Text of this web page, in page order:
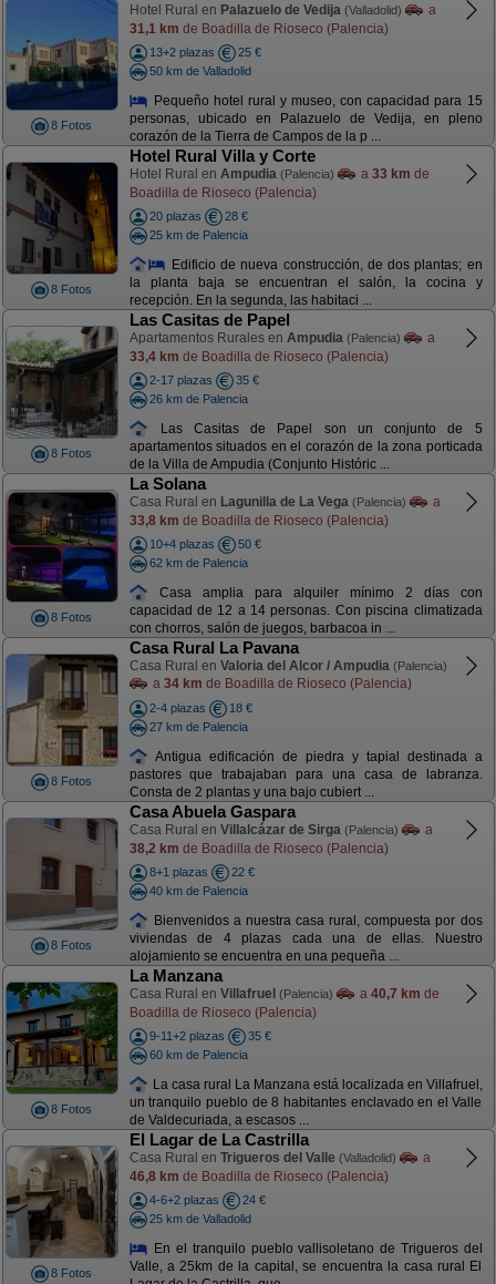
8 Fotos
Hotel Rural en Palazuelo de Vedija (Valladolid)
a
31,1 km de Boadilla de Rioseco (Palencia)
13+2 plazas
25 €
50 km de Valladolid
Pequeño hotel rural y museo, con capacidad para 15
personas, ubicado en Palazuelo de Vedija, en pleno
corazón de la Tierra de Campos de la p ...
8 Fotos
Hotel Rural Villa y Corte
Hotel Rural en Ampudia (Palencia) a 33 km de
Boadilla de Rioseco (Palencia)
20 plazas
28 €
25 km de Palencia
Edificio de nueva construcción, de dos plantas; en
la planta baja se encuentran el salón, la cocina y
recepción. En la segunda, las habitaci ...
8 Fotos
Las Casitas de Papel
Apartamentos Rurales en Ampudia (Palencia)
a
33,4 km de Boadilla de Rioseco (Palencia)
2-17 plazas
35 €
26 km de Palencia
Las Casitas de Papel son un conjunto de 5
apartamentos situados en el corazón de la zona porticada
de la Villa de Ampudia (Conjunto Históric ...
8 Fotos
La Solana
Casa Rural en Lagunilla de La Vega (Palencia)
a
33,8 km de Boadilla de Rioseco (Palencia)
10+4 plazas
50 €
62 km de Palencia
Casa amplia para alquiler mínimo 2 días con
capacidad de 12 a 14 personas. Con piscina climatizada
con chorros, salón de juegos, barbacoa in ...
8 Fotos
Casa Rural La Pavana
Casa Rural en Valoria del Alcor / Ampudia (Palencia)
a 34 km de Boadilla de Rioseco (Palencia)
2-4 plazas
18 €
27 km de Palencia
Antigua edificación de piedra y tapial destinada a
pastores que trabajaban para una casa de labranza.
Consta de 2 plantas y una bajo cubiert ...
8 Fotos
Casa Abuela Gaspara
Casa Rural en Villalcázar de Sirga (Palencia)
a
38,2 km de Boadilla de Rioseco (Palencia)
8+1 plazas
22 €
40 km de Palencia
Bienvenidos a nuestra casa rural, compuesta por dos
viviendas de 4 plazas cada una de ellas. Nuestro
alojamiento se encuentra en una pequeña ...
8 Fotos
La Manzana
Casa Rural en Villafruel (Palencia) a 40,7 km de
Boadilla de Rioseco (Palencia)
9-11+2 plazas
35 €
60 km de Palencia
La casa rural La Manzana está localizada en Villafruel,
un tranquilo pueblo de 8 habitantes enclavado en el Valle
de Valdecuriada, a escasos ...
8 Fotos
El Lagar de La Castrilla
Casa Rural en Trigueros del Valle (Valladolid)
a
46,8 km de Boadilla de Rioseco (Palencia)
4-6+2 plazas
24 €
25 km de Valladolid
En el tranquilo pueblo vallisoletano de Trigueros del
Valle, a 25km de la capital, se encuentra la casa rural El